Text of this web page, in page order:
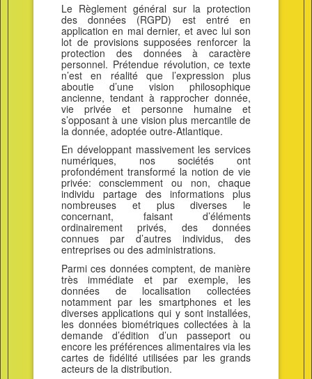
Le Règlement général sur la protection
des données (RGPD) est entré en
application en mai dernier, et avec lui son
lot de provisions supposées renforcer la
protection des données à caractère
personnel. Prétendue révolution, ce texte
n’est en réalité que l’expression plus
aboutie d’une vision philosophique
ancienne, tendant à rapprocher donnée,
vie privée et personne humaine et
s’opposant à une vision plus mercantile de
la donnée, adoptée outre-Atlantique.
En développant massivement les services
numériques, nos sociétés ont
profondément transformé la notion de vie
privée: consciemment ou non, chaque
individu partage des informations plus
nombreuses et plus diverses le
concernant, faisant d’éléments
ordinairement privés, des données
connues par d’autres individus, des
entreprises ou des administrations.
Parmi ces données comptent, de manière
très immédiate et par exemple, les
données de localisation collectées
notamment par les smartphones et les
diverses applications qui y sont installées,
les données biométriques collectées à la
demande d’édition d’un passeport ou
encore les préférences alimentaires via les
cartes de fidélité utilisées par les grands
acteurs de la distribution.